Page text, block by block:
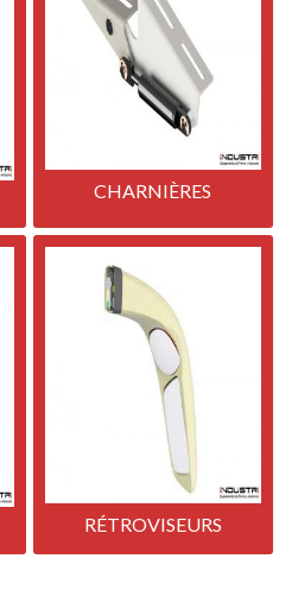
CHARNIÈRES
RÉTROVISEURS